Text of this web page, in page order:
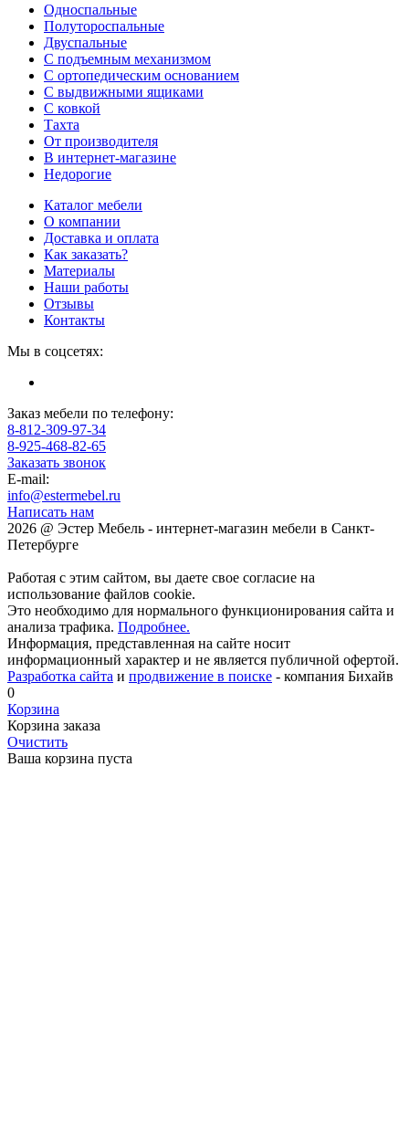
Односпальные
Полутороспальные
Двуспальные
С подъемным механизмом
С ортопедическим основанием
С выдвижными ящиками
С ковкой
Тахта
От производителя
В интернет-магазине
Недорогие
Каталог мебели
О компании
Доставка и оплата
Как заказать?
Материалы
Наши работы
Отзывы
Контакты
Мы в соцсетях:
Заказ мебели по телефону:
8-812-309-97-34
8-925-468-82-65
Заказать звонок
E-mail:
info@estermebel.ru
Написать нам
2026 @ Эстер Мебель - интернет-магазин мебели в Санкт-
Петербурге
Работая с этим сайтом, вы даете свое согласие на
использование файлов cookie.
Это необходимо для нормального функционирования сайта и
анализа трафика. Подробнее.
Информация, представленная на сайте носит
информационный характер и не является публичной офертой.
Разработка сайта и продвижение в поиске - компания Бихайв
0
Корзина
Корзина заказа
Очистить
Ваша корзина пуста